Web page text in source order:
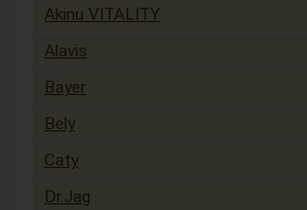
Akinu VITALITY
Alavis
Bayer
Bely
Caty
Dr.Jag